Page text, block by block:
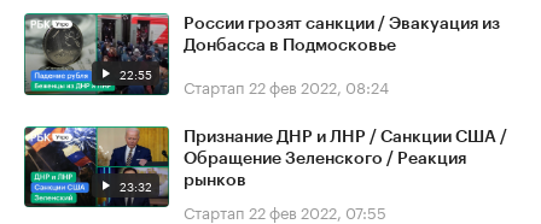
22:55
России грозят санкции / Эвакуация из
Донбасса в Подмосковье
Стартап 22 фев 2022, 08:24
23:32
Признание ДНР и ЛНР / Санкции США /
Обращение Зеленского / Реакция
рынков
Стартап 22 фев 2022, 07:55